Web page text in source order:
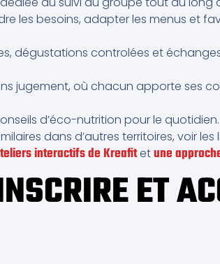
les besoins, adapter les menus et
dégustations controlées et
jugement, où chacun apporte ses
d’éco-nutrition pour le quotidien.
dans d’autres territoires, voir
interactifs de Kreafitetune
ET